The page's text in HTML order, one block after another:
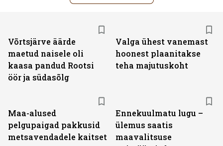
Võrtsjärve äärde
maetud naisele oli
kaasa pandud Rootsi
öör ja südasõlg
Valga ühest vanemast
hoonest plaanitakse
teha majutuskoht
Maa-alused
pelgupaigad pakkusid
metsavendadele kaitset
Ennekuulmatu lugu –
ülemus saatis
maavalitsuse